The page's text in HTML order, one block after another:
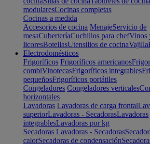
modularesCocinas completas
Cocinas a medida
Accesorios de cocina MenajeServicio de
mesaCuberteríaCuchillos para chefVinos
licoresBotellasUtensilios de cocinaVajilla
Electrodomésticos
Frigoríficos Frigoríficos americanos
combiVinotecasFrigoríficos integrables
pequeñosFrigoríficos portátiles
Congeladores Congeladores verticales
horizontales
Lavadoras Lavadoras de carga frontal
superiorLavadoras - SecadorasLavadoras
integrablesLavadoras por kg
Secadoras Lavadoras - Secadoras
calorSecadoras de condensación